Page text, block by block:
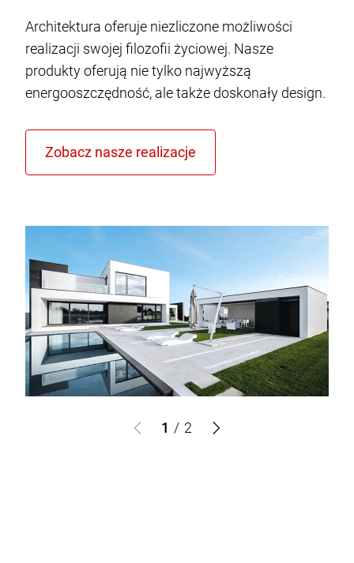
Architektura oferuje niezliczone możliwości
realizacji swojej filozofii życiowej. Nasze
produkty oferują nie tylko najwyższą
energooszczędność, ale także doskonały design.
1 / 2